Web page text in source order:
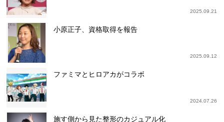
2025.09.21
小原正子、資格取得を報告
2025.09.12
ファミマとヒロアカがコラボ
2024.07.26
施す側から見た整形のカジュアル化